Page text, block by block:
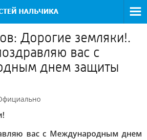
Дорогие земляки!.
вас с
днем защиты
вас с Международным днем